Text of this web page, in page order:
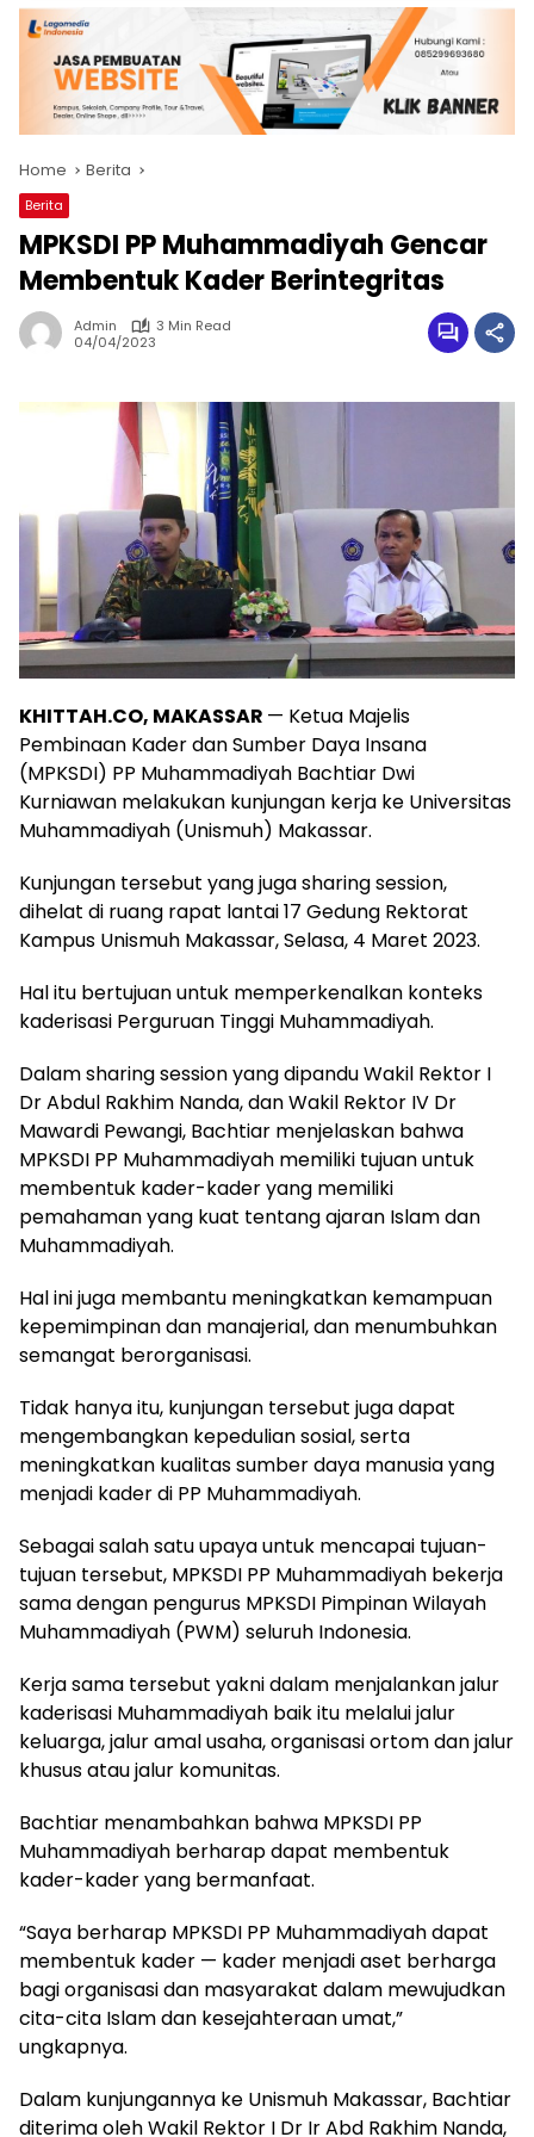
Home Berita
Berita
MPKSDI PP Muhammadiyah Gencar
Membentuk Kader Berintegritas
Admin
3 Min Read
04/04/2023
KHITTAH.CO, MAKASSAR — Ketua Majelis
Pembinaan Kader dan Sumber Daya Insana
(MPKSDI) PP Muhammadiyah Bachtiar Dwi
Kurniawan melakukan kunjungan kerja ke Universitas
Muhammadiyah (Unismuh) Makassar.
Kunjungan tersebut yang juga sharing session,
dihelat di ruang rapat lantai 17 Gedung Rektorat
Kampus Unismuh Makassar, Selasa, 4 Maret 2023.
Hal itu bertujuan untuk memperkenalkan konteks
kaderisasi Perguruan Tinggi Muhammadiyah.
Dalam sharing session yang dipandu Wakil Rektor I
Dr Abdul Rakhim Nanda, dan Wakil Rektor IV Dr
Mawardi Pewangi, Bachtiar menjelaskan bahwa
MPKSDI PP Muhammadiyah memiliki tujuan untuk
membentuk kader-kader yang memiliki
pemahaman yang kuat tentang ajaran Islam dan
Muhammadiyah.
Hal ini juga membantu meningkatkan kemampuan
kepemimpinan dan manajerial, dan menumbuhkan
semangat berorganisasi.
Tidak hanya itu, kunjungan tersebut juga dapat
mengembangkan kepedulian sosial, serta
meningkatkan kualitas sumber daya manusia yang
menjadi kader di PP Muhammadiyah.
Sebagai salah satu upaya untuk mencapai tujuan-
tujuan tersebut, MPKSDI PP Muhammadiyah bekerja
sama dengan pengurus MPKSDI Pimpinan Wilayah
Muhammadiyah (PWM) seluruh Indonesia.
Kerja sama tersebut yakni dalam menjalankan jalur
kaderisasi Muhammadiyah baik itu melalui jalur
keluarga, jalur amal usaha, organisasi ortom dan jalur
khusus atau jalur komunitas.
Bachtiar menambahkan bahwa MPKSDI PP
Muhammadiyah berharap dapat membentuk
kader-kader yang bermanfaat.
“Saya berharap MPKSDI PP Muhammadiyah dapat
membentuk kader — kader menjadi aset berharga
bagi organisasi dan masyarakat dalam mewujudkan
cita-cita Islam dan kesejahteraan umat,”
ungkapnya.
Dalam kunjungannya ke Unismuh Makassar, Bachtiar
diterima oleh Wakil Rektor I Dr Ir Abd Rakhim Nanda,